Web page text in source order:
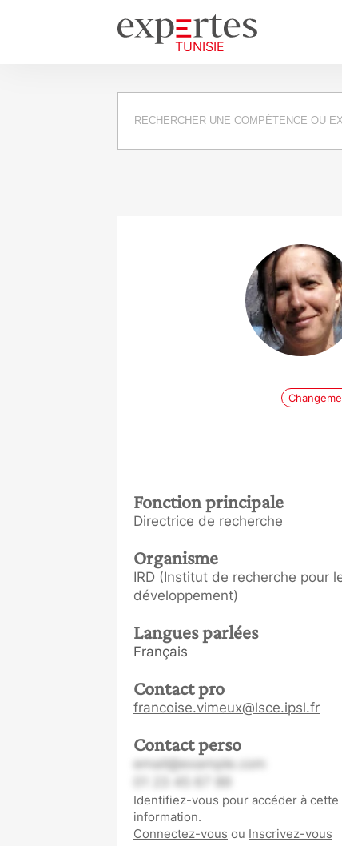
Requête
Fonction principale
Directrice de recherche
Organisme
IRD (Institut de recherche pour
développement)
Langues parlées
Français
Contact pro
francoise.vimeux@lsce.ipsl.fr
Contact perso
email@example.com
Identifiez-vous pour accéder à cette
information.
Connectez-vous ou Inscrivez-vous